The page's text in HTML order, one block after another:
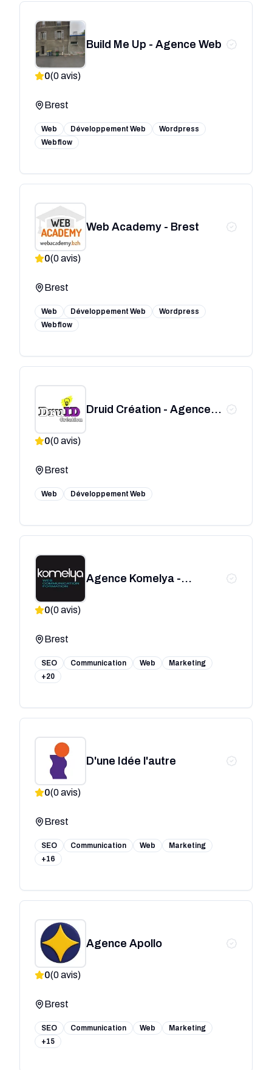
Build Me Up - Agence Web
0(0avis)
Brest
Web Développement Web
Wordpress
Webflow
Web Academy - Brest
0(0avis)
Brest
Web Développement Web
Wordpress
Webflow
Druid Création - Agence
0(0avis)
Brest
Web Développement Web
Agence Komelya -
0(0avis)
Brest
SEO Communication Web
Marketing
+20
D'une Idée l'autre
0(0avis)
Brest
SEO Communication Web
Marketing
+16
Agence Apollo
0(0avis)
Brest
SEO Communication Web
Marketing
+15